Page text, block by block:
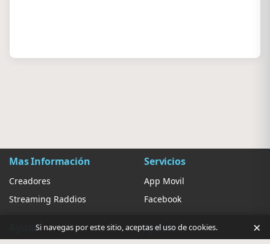
Mas Información
Creadores
Streaming Raddios
Servicios
App Movil
Facebook
Ayuda Ajustes
Si navegas por este sitio, aceptas el uso de cookies. ×